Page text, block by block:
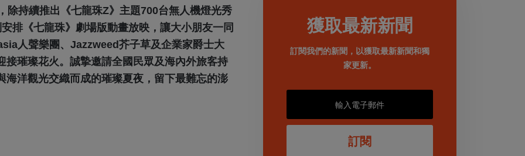
除持續推出《七龍珠Z》主題700台無人機燈光秀
排《七龍珠》劇場版動畫放映，讓大小朋友一同
人聲樂團、Jazzweed芥子草及企業家爵士大
璀璨花火。誠摯邀請全國民眾及海內外旅客持
洋觀光交織而成的璀璨夏夜，留下最難忘的澎
獲取最新新聞
訂閱我們的新聞，以獲取最新新聞和獨
家更新。
訂閱